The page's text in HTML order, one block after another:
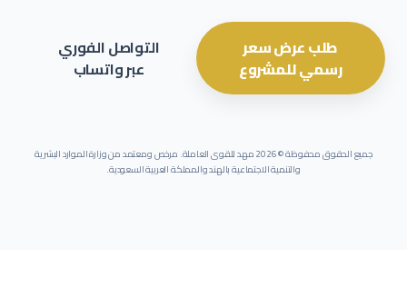
طلب عرض سعر
رسمي للمشروع
التواصل الفوري
عبر واتساب
جميع الحقوق محفوظة ©2026مهد للقوى العاملة. مرخص ومعتمد من وزارة الموارد البشرية
والتنمية الاجتماعية بالهند والمملكة العربية السعودية.